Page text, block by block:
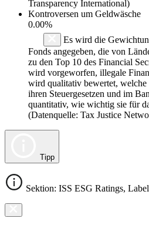
Transparency International)
Kontroversen um Geldwäsche
0.00%
Es wird die
Fonds angegeben, die von
zu den Top 10 des Financial
wird vorgeworfen, illegale
wird qualitativ bewertet,
ihren Steuergesetzen und im
quantitativ, wie wichtig sie für
(Datenquelle: Tax Justice
Tipp
Sektion: ISS ESG Ratings,